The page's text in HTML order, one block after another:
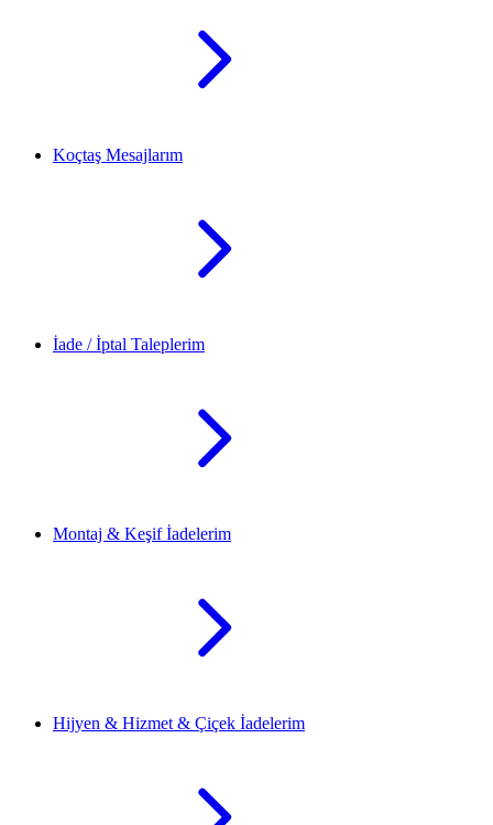
Koçtaş Mesajlarım
İade / İptal Taleplerim
Montaj & Keşif İadelerim
Hijyen & Hizmet & Çiçek İadelerim